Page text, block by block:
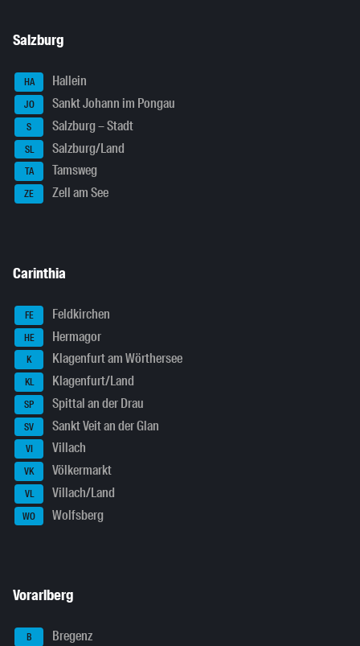
Salzburg
HA Hallein
JO Sankt Johann im Pongau
S Salzburg – Stadt
SL Salzburg/Land
TA Tamsweg
ZE Zell am See
Carinthia
FE Feldkirchen
HE Hermagor
K Klagenfurt am Wörthersee
KL Klagenfurt/Land
SP Spittal an der Drau
SV Sankt Veit an der Glan
VI Villach
VK Völkermarkt
VL Villach/Land
WO Wolfsberg
Vorarlberg
B Bregenz